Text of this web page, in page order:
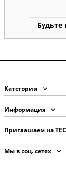
Категории
Информация
Приглашаем на
Мы в соц. сетях